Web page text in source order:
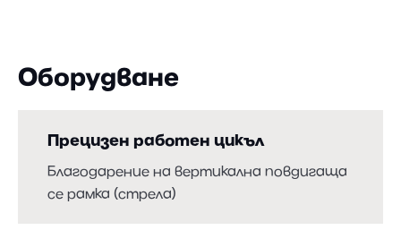
Оборудване
Прецизен работен цикъл
Благодарение на вертикална повдигаща
се рамка (стрела)